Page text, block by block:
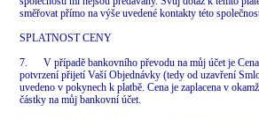
směřovat přímo na výše uvedené kontakty této
SPLATNOST CENY
7. V případě bankovního převodu na můj účet je Cena
potvrzení přijetí Vaší Objednávky (tedy od uzavření
uvedeno v pokynech k platbě. Cena je zaplacena v
částky na můj bankovní účet.